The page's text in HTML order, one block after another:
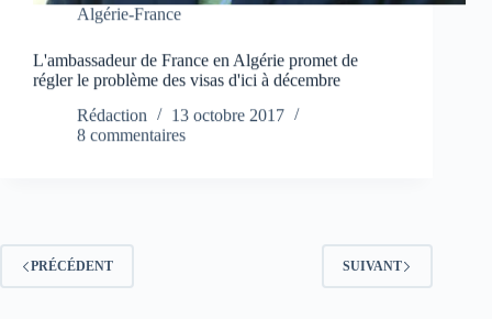
Algérie-France
L'ambassadeur de France en Algérie promet de
régler le problème des visas d'ici à décembre
Rédaction
13 octobre 2017
8 commentaires
PRÉCÉDENT SUIVANT